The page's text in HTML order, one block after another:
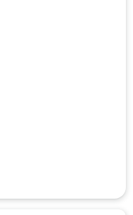
thời trang và trẻ trung
nó như Hồng, Xanh,
ứng chuyển màu nhẹ
với mật độ